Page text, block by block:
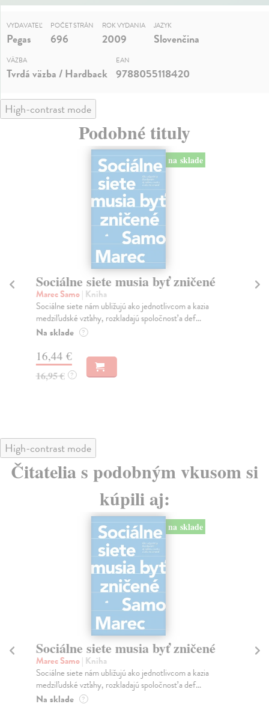
VYDAVATEĽ
Pegas
POČET STRÁN
696
ROK VYDANIA
2009
JAZYK
Slovenčina
VÄZBA
Tvrdá väzba / Hardback
EAN
9788055118420
High-contrast mode
Podobné tituly
na sklade
Sociálne siete musia byť zničené
Marec Samo| Kniha
Sociálne siete nám ubližujú ako jednotlivcom a kazia
medziľudské vzťahy, rozkladajú spoločnosť a def...
Na sklade ?
16,44 €
16,95 € ?
High-contrast mode
Čitatelia s podobným vkusom si
kúpili aj:
na sklade
Sociálne siete musia byť zničené
Marec Samo| Kniha
Sociálne siete nám ubližujú ako jednotlivcom a kazia
medziľudské vzťahy, rozkladajú spoločnosť a def...
Na sklade ?